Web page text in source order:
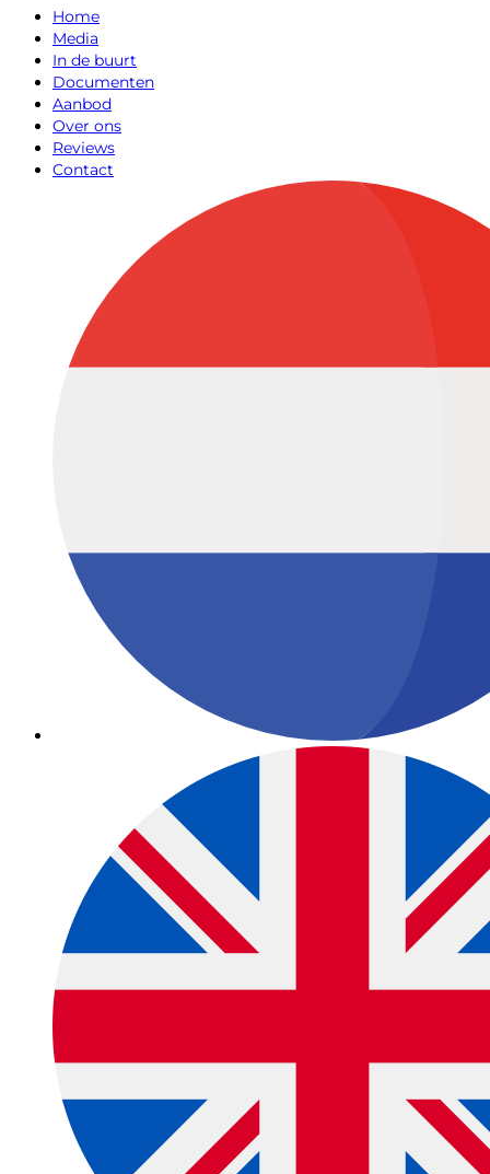
Home
Media
In de buurt
Documenten
Aanbod
Over ons
Reviews
Contact